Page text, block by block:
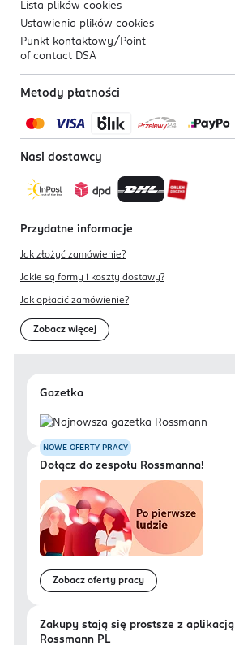
Lista plików cookies
Ustawienia plików cookies
Punkt kontaktowy/ Point
of contact DSA
Metody płatności
Nasi dostawcy
Przydatne informacje
Jak złożyć zamówienie?
Jakie są formy i koszty dostawy?
Jak opłacić zamówienie?
Zobacz więcej
Gazetka
NOWE OFERTY PRACY
Dołącz do zespołu Rossmanna!
Zobacz oferty pracy
Zakupy stają się prostsze z aplikacją
Rossmann PL